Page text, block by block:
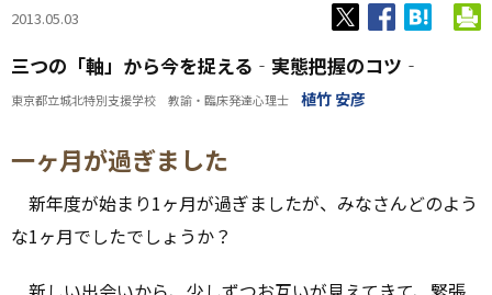
2013.05.03
三つの「軸」から今を捉える‐実態把握のコツ‐
東京都立城北特別支援学校 教諭・臨床発達心理士 植竹 安彦
一ヶ月が過ぎました
新年度が始まり1ヶ月が過ぎましたが、みなさんどのよう
な1ヶ月でしたでしょうか？